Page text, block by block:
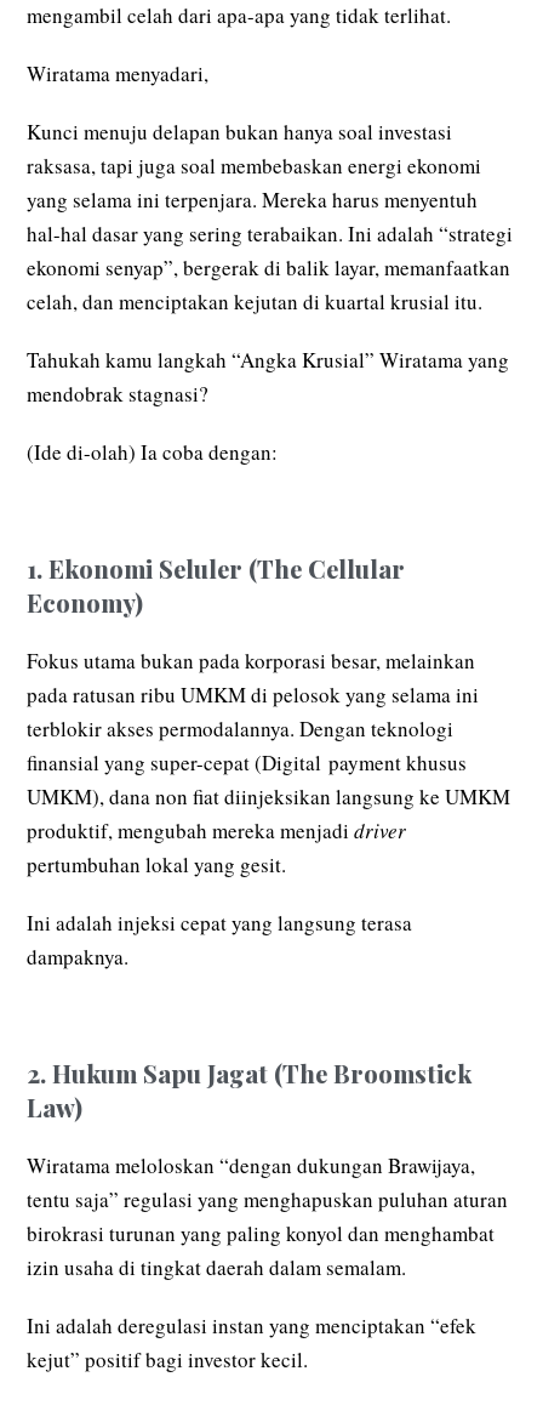
mengambil celah dari apa-apa yang tidak terlihat.
Wiratama menyadari,
Kunci menuju delapan bukan hanya soal investasi
raksasa, tapi juga soal membebaskan energi ekonomi
yang selama ini terpenjara. Mereka harus menyentuh
hal-hal dasar yang sering terabaikan. Ini adalah “strategi
ekonomi senyap”, bergerak di balik layar, memanfaatkan
celah, dan menciptakan kejutan di kuartal krusial itu.
Tahukah kamu langkah “Angka Krusial” Wiratama yang
mendobrak stagnasi?
(Ide di-olah) Ia coba dengan:
1. Ekonomi Seluler (The Cellular
Economy)
Fokus utama bukan pada korporasi besar, melainkan
pada ratusan ribu UMKM di pelosok yang selama ini
terblokir akses permodalannya. Dengan teknologi
finansial yang super-cepat (Digital payment khusus
UMKM), dana non fiat diinjeksikan langsung ke UMKM
produktif, mengubah mereka menjadidriver
pertumbuhan lokal yang gesit.
Ini adalah injeksi cepat yang langsung terasa
dampaknya.
2. Hukum Sapu Jagat (The Broomstick
Law)
Wiratama meloloskan “dengan dukungan Brawijaya,
tentu saja” regulasi yang menghapuskan puluhan aturan
birokrasi turunan yang paling konyol dan menghambat
izin usaha di tingkat daerah dalam semalam.
Ini adalah deregulasi instan yang menciptakan “efek
kejut” positif bagi investor kecil.